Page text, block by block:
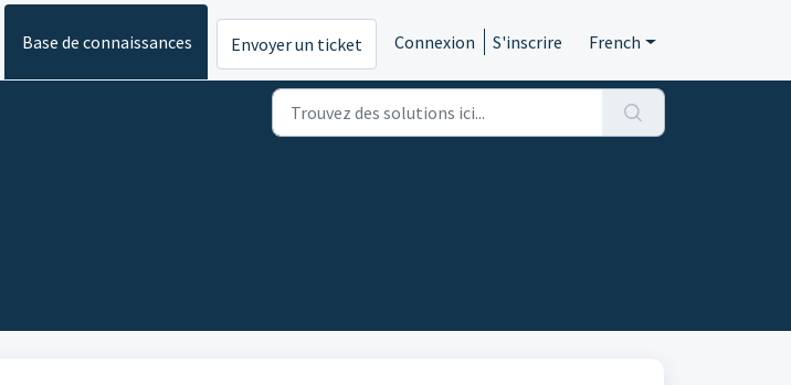
Base de connaissances Envoyer un ticket Connexion S'inscrire French